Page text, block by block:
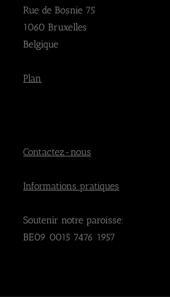
Rue de Bosnie 75
1060 Bruxelles
Belgique
Plan
Contactez-nous
Informations pratiques
Soutenir notre paroisse:
BE09 0015 7476 1957